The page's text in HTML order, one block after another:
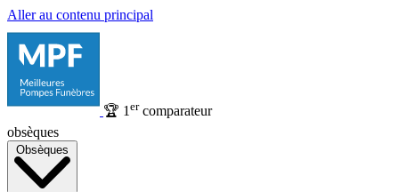
Aller au contenu principal
🏆 1 ercomparateur
obsèques
Obsèques